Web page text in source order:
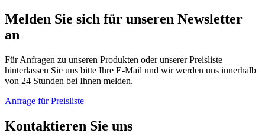
Melden Sie sich für unseren Newsletter
an
Für Anfragen zu unseren Produkten oder unserer Preisliste
hinterlassen Sie uns bitte Ihre E-Mail und wir werden uns innerhalb
von 24 Stunden bei Ihnen melden.
Anfrage für Preisliste
Kontaktieren Sie uns